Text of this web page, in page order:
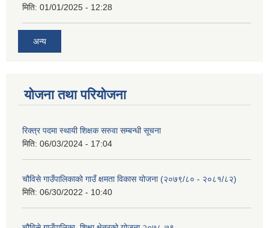
मिति: 01/01/2025 - 12:28
अन्य
योजना तथा परियोजना
रिक्त्र पदमा स्थायी शिक्षक सरुवा सम्बन्धी सूचना
मिति: 06/03/2024 - 17:04
चौविसे गाउँपालिकाको गाउँ क्षमता विकास योजना (२०७९/८० - २०८१/८२)
मिति: 06/30/2022 - 10:40